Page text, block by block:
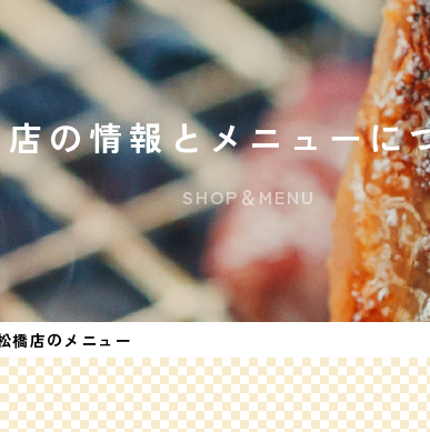
の情報とメニューに
SHOP＆MENU
橋店のメニュー